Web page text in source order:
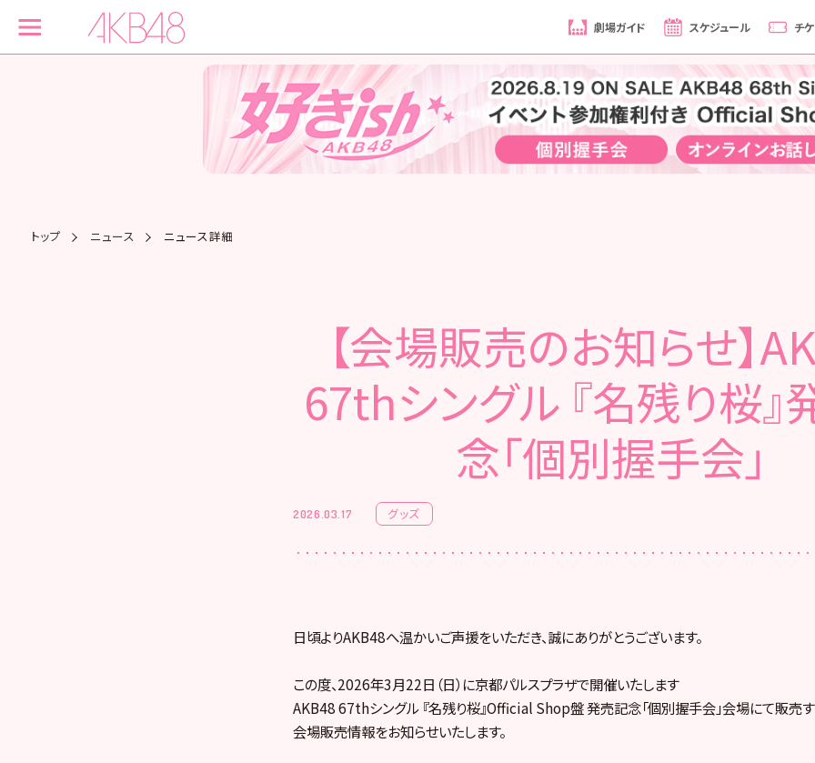
劇場ガイド スケジュール チ
トップ ニュース ニュース詳細
【会場販売のお知らせ】
67thシングル 『名残り桜』
念「個別握手会」
2026.03.17 グッズ
日頃よりAKB48へ温かいご声援をいただき、誠にありがとうございます。
この度、2026年3月22日（日）に京都パルスプラザで開催いたします
AKB48 67thシングル 『名残り桜』Official Shop盤 発売記念「個別握手会」会場にて販売す
会場販売情報をお知らせいたします。